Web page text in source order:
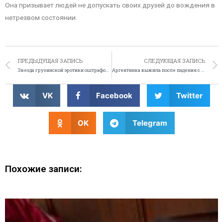
Она призывает людей не допускать своих друзей до вождения в
нетрезвом состоянии.
ПРЕДЫДУЩАЯ ЗАПИСЬ
Звезда грузинской эротики оштрафована за загрязнение природы
СЛЕДУЮЩАЯ ЗАПИСЬ
Аргентинка выжила после падения с 23-го этажа
VK Facebook Twitter
OK Telegram
Похожие записи: